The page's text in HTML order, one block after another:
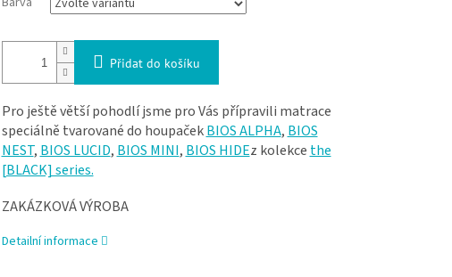
Přidat do košíku
Pro ještě větší pohodlí jsme pro Vás přípravili matrace
speciálně tvarované do houpačekBIOS ALPHA,BIOS
NEST,BIOS LUCID,BIOS MINI,BIOS HIDEz kolekcethe
[BLACK] series.
ZAKÁZKOVÁ VÝROBA
Detailní informace